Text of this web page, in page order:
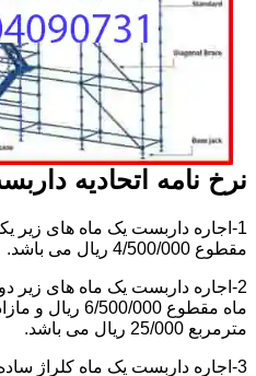
نرخ نامه اتحادیه
1-اجاره داربست یک ماه های زیر
مقطوع 4/500/000 ریال می باشد.
2-اجاره داربست یک ماه های زیر
مترمربع 25/000 ریال می باشد.